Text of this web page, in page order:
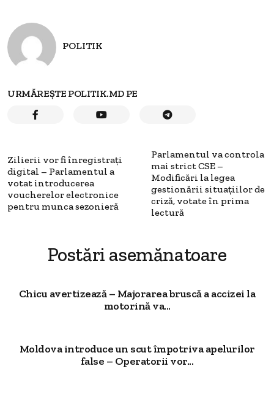
POLITIK
URMĂREȘTE POLITIK.MD PE
Zilierii vor fi înregistrați
digital – Parlamentul a
votat introducerea
voucherelor electronice
pentru munca sezonieră
Parlamentul va controla
mai strict CSE –
Modificări la legea
gestionării situațiilor de
criză, votate în prima
lectură
Postări asemănatoare
Chicu avertizează – Majorarea bruscă a accizei la
motorină va...
Moldova introduce un scut împotriva apelurilor
false – Operatorii vor...